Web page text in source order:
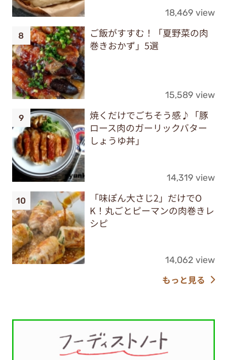
18,469 view
ご飯がすすむ！「夏野菜の肉
巻きおかず」5選
15,589 view
焼くだけでごちそう感♪「豚
ロース肉のガーリックバター
しょうゆ丼」
14,319 view
「味ぽん大さじ2」だけでO
K！丸ごとピーマンの肉巻きレ
シピ
14,062 view
もっと見る